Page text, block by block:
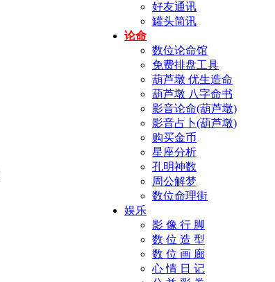
好友通讯
罐头简讯
论命
数位论命馆
免费排盘工具
葫芦墩 优生造命
葫芦墩 八字命书
影音论命(葫芦墩)
影音占卜(葫芦墩)
购买金币
星座分析
孔明神数
周公解梦
数位命理街
娱乐
影 像 行 脚
数 位 造 型
数 位 画 廊
心 情 日 记